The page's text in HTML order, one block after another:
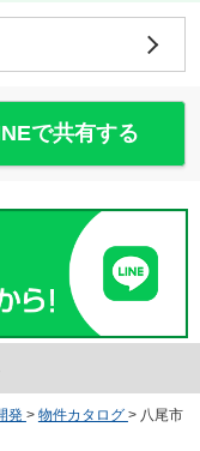
で共有する
発 > 物件カタログ > 八尾市